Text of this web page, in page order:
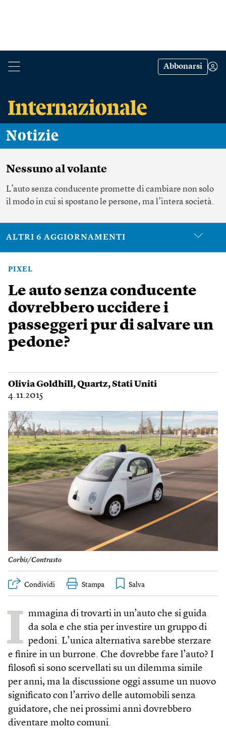
Abbonarsi
Notizie
Nessuno al volante
L’auto senza conducente promette di cambiare non solo
il modo in cui si spostano le persone, ma l’intera società.
ALTRI 6 AGGIORNAMENTI
PIXEL
Le auto senza conducente
dovrebbero uccidere i
passeggeri pur di salvare un
pedone?
Olivia Goldhill,Quartz,Stati Uniti
4.11.2015
Corbis/Contrasto
Condividi Stampa
I mmagina di trovarti in un’auto che si guida
da sola e che stia per investire un gruppo di
pedoni. L’unica alternativa sarebbe sterzare
e finire in un burrone. Che dovrebbe fare l’auto? I
filosofi si sono scervellati su un dilemma simile
per anni, ma la discussione oggi assume un nuovo
significato con l’arrivo delle automobili senza
guidatore, che nei prossimi anni dovrebbero
diventare molto comuni.